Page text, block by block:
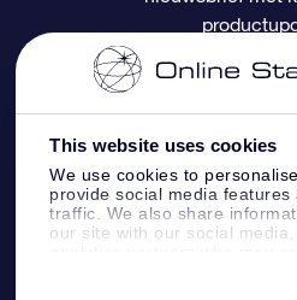
This website uses cookies
We use cookies to
provide social media
traffic. We also share
our site with our social
information that you’ve
Relatiegeschenken
One Million Stars
OSR Starsaver
Fly me to the Stars App
Verzendinformatie
Retourbeleid
Constellaties